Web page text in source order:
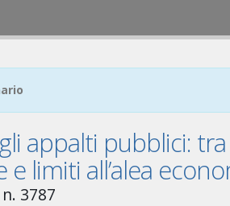
appalti pubblici:
limiti all’alea
3787